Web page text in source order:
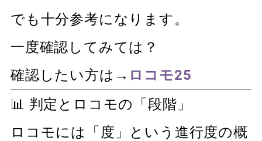
でも十分参考になります。
一度確認してみては？
確認したい方は→ ロコモ25
📊 判定とロコモの「段階」
ロコモには「度」という進行度の概